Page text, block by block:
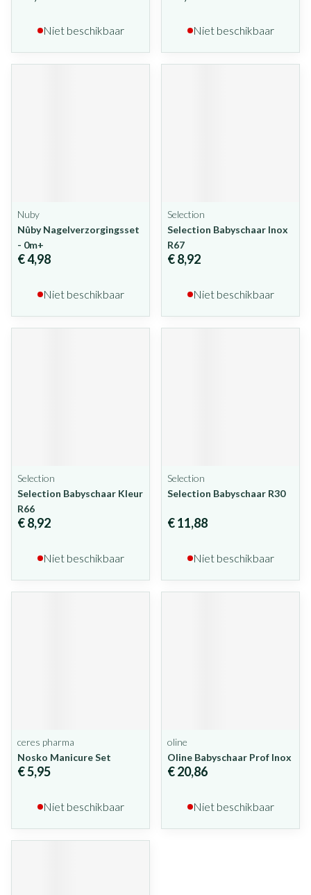
Niet beschikbaar Niet beschikbaar
Nuby
Nûby Nagelverzorgingsset
- 0m+
€ 4,98
Niet beschikbaar
Selection
Selection Babyschaar Inox
R67
€ 8,92
Niet beschikbaar
Selection
Selection Babyschaar Kleur
R66
€ 8,92
Niet beschikbaar
Selection
Selection Babyschaar R30
€ 11,88
Niet beschikbaar
ceres pharma
Nosko Manicure Set
€ 5,95
Niet beschikbaar
oline
Oline Babyschaar Prof Inox
€ 20,86
Niet beschikbaar